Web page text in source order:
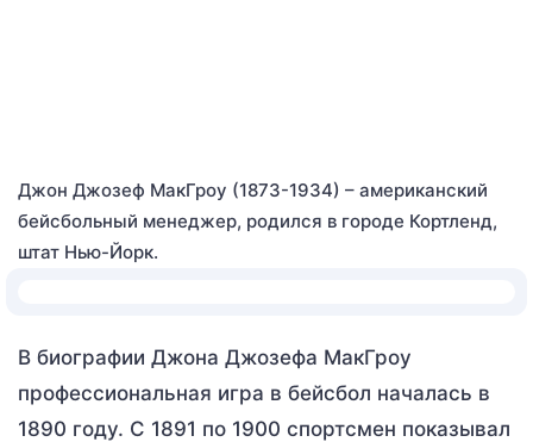
Джон Джозеф МакГроу (1873-1934) – американский
бейсбольный менеджер, родился в городе Кортленд,
штат Нью-Йорк.
В биографии Джона Джозефа МакГроу
профессиональная игра в бейсбол началась в
1890 году. С 1891 по 1900 спортсмен показывал